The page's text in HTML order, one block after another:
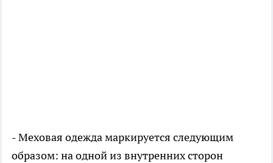
- Меховая одежда маркируется следующим
образом: на одной из внутренних сторон